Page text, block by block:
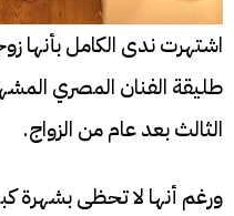
اشتهرت ندى الكامل بأنها
طليقة الفنان المصري
الثالث بعد عام من الزواج.
ورغم أنها لا تحظى بشهرة